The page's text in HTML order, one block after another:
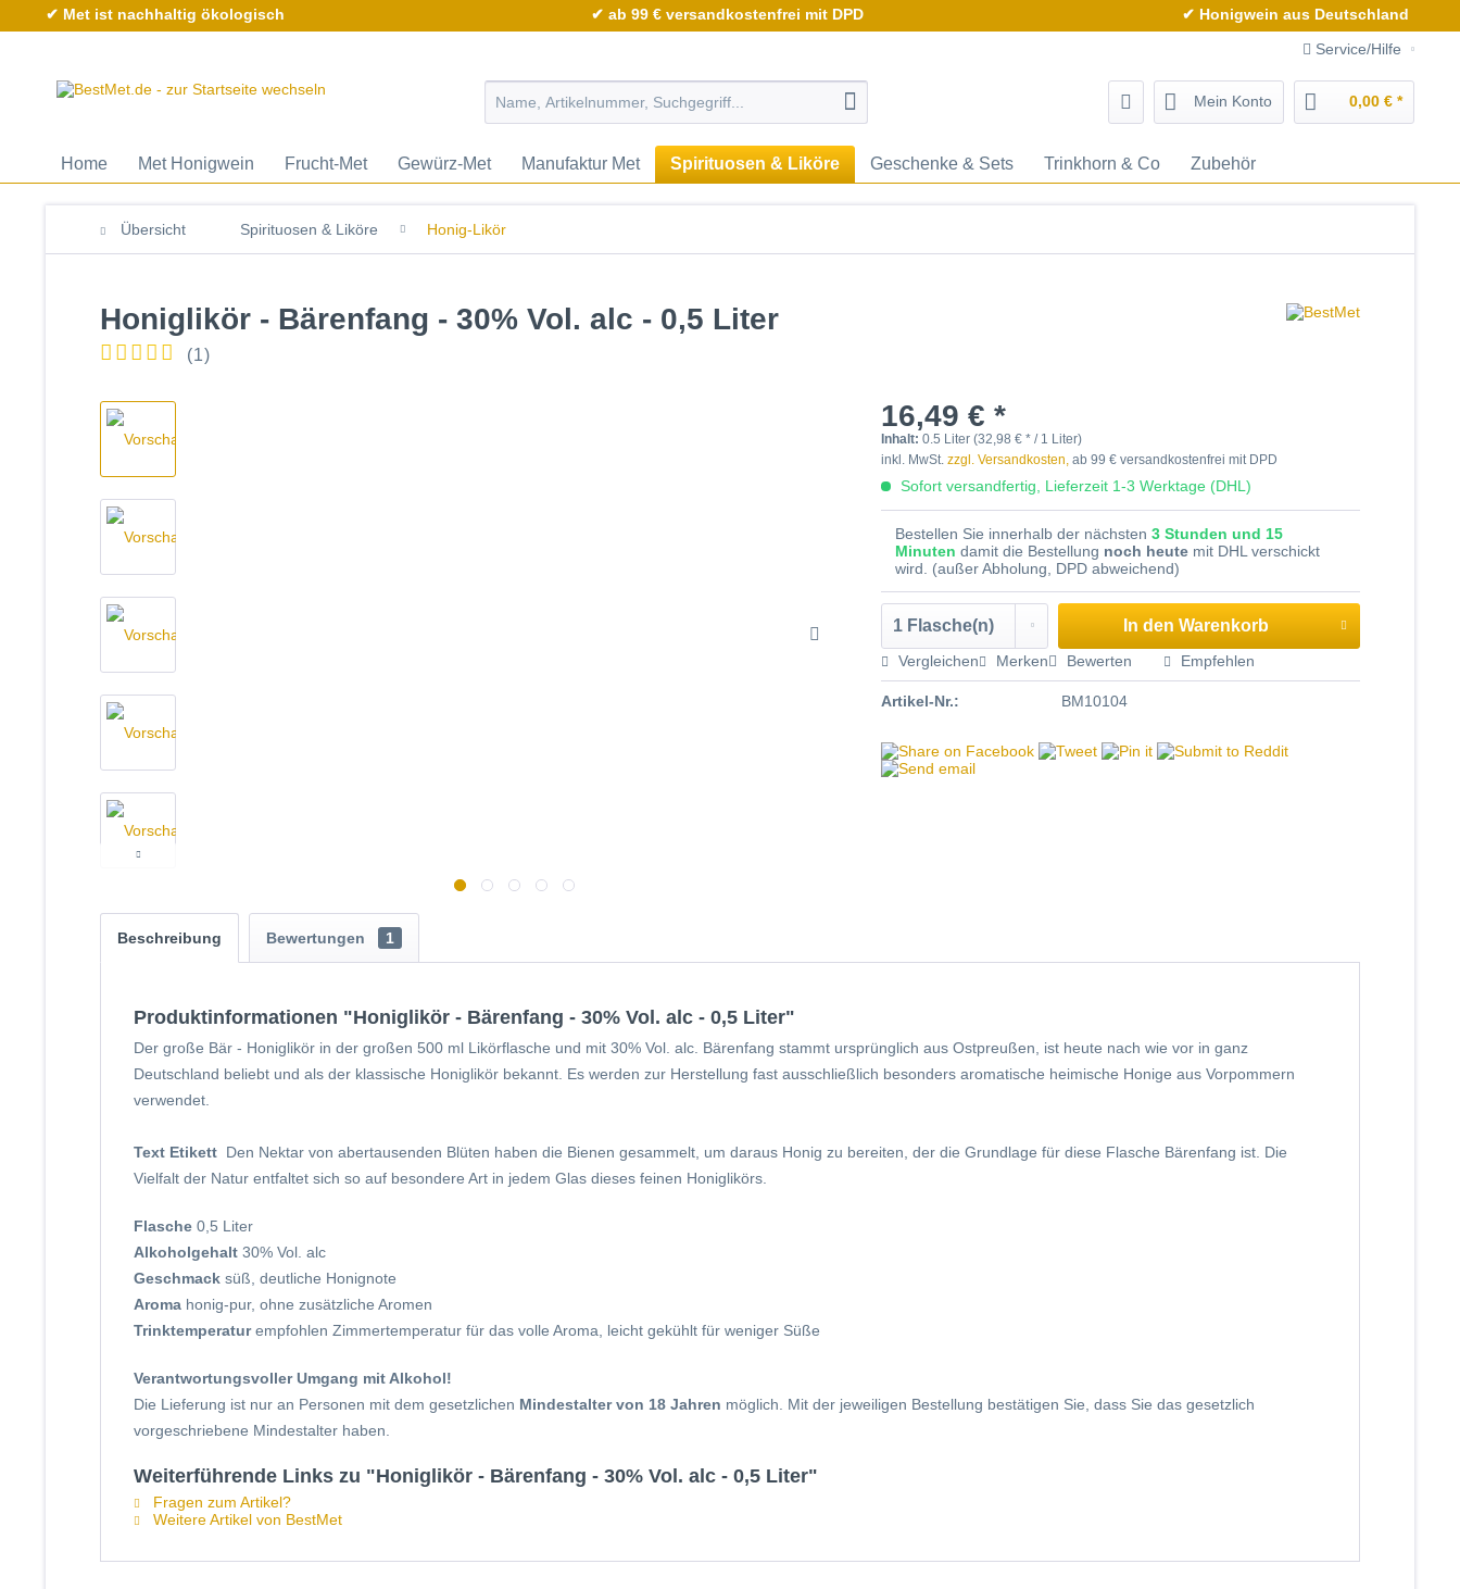
✔ Met ist nachhaltig ökologisch ✔ ab 99 € versandkostenfrei mit DPD
✔ Honigwein aus Deutschland
Service/Hilfe
Mein Konto 0,00 € *
Home Met Honigwein Frucht-Met Gewürz-Met Manufaktur Met Spirituosen & Liköre Geschenke & Sets Trinkhorn & Co Zubehör
Übersicht Spirituosen & Liköre Honig-Likör
Honiglikör - Bärenfang - 30% Vol. alc - 0,5 Liter
(1)
16,49 € *
Inhalt:0.5 Liter (32,98 € * / 1 Liter)
inkl. MwSt.zzgl. Versandkosten, ab 99 € versandkostenfrei mit DPD
Sofort versandfertig, Lieferzeit 1-3 Werktage (DHL)
Bestellen Sie innerhalb der nächsten3 Stunden und 15
Minutendamit die Bestellung noch heute mit DHL verschickt
wird. (außer Abholung, DPD abweichend)
In den Warenkorb
Vergleichen Merken Bewerten Empfehlen
Artikel-Nr.: BM10104
Beschreibung Bewertungen 1
Produktinformationen "Honiglikör - Bärenfang - 30% Vol. alc - 0,5 Liter"
Der große Bär - Honiglikör in der großen 500 ml Likörflasche und mit 30% Vol. alc. Bärenfang stammt ursprünglich aus Ostpreußen, ist heute nach wie vor in ganz
Deutschland beliebt und als der klassische Honiglikör bekannt. Es werden zur Herstellung fast ausschließlich besonders aromatische heimische Honige aus Vorpommern
verwendet.
Text Etikett Den Nektar von abertausenden Blüten haben die Bienen gesammelt, um daraus Honig zu bereiten, der die Grundlage für diese Flasche Bärenfang ist. Die
Vielfalt der Natur entfaltet sich so auf besondere Art in jedem Glas dieses feinen Honiglikörs.
Flasche 0,5 Liter
Alkoholgehalt 30% Vol. alc
Geschmack süß, deutliche Honignote
Aroma honig-pur, ohne zusätzliche Aromen
Trinktemperaturempfohlen Zimmertemperatur für das volle Aroma, leicht gekühlt für weniger Süße
Verantwortungsvoller Umgang mit Alkohol!
Die Lieferung ist nur an Personen mit dem gesetzlichen Mindestalter von 18 Jahren möglich. Mit der jeweiligen Bestellung bestätigen Sie, dass Sie das gesetzlich
vorgeschriebene Mindestalter haben.
Weiterführende Links zu "Honiglikör - Bärenfang - 30% Vol. alc - 0,5 Liter"
Fragen zum Artikel?
Weitere Artikel von BestMet